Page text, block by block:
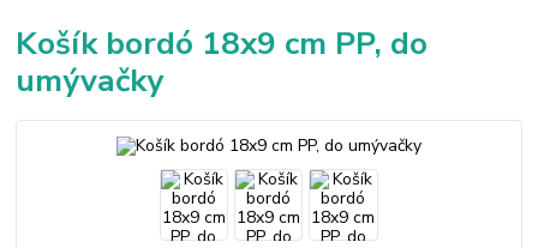
Košík bordó 18x9 cm PP, do
umývačky